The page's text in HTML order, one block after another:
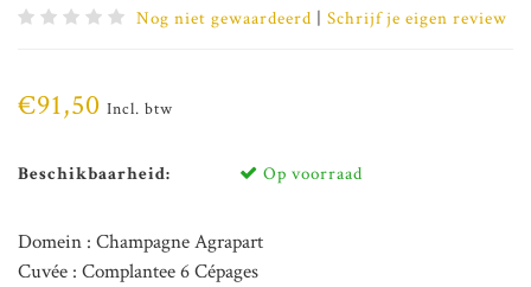
Nog niet gewaardeerd | Schrijf je eigen review
€91,50 Incl. btw
Beschikbaarheid: Op voorraad
Domein : Champagne Agrapart
Cuvée : Complantee 6 Cépages